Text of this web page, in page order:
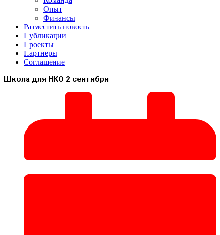
Опыт
Финансы
Разместить новость
Публикации
Проекты
Партнеры
Соглашение
Школа для НКО 2 сентября